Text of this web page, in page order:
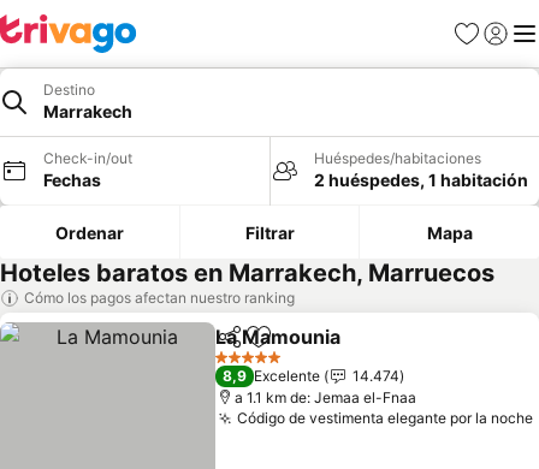
Favoritos
Iniciar
Destino
Marrakech
Check-in/out
Fechas
Huéspedes/habitaciones
2 huéspedes, 1 habitación
Ordenar Filtrar Mapa
Hoteles baratos en Marrakech, Marruecos
Cómo los pagos afectan nuestro ranking
CompartirAgregar a favoritos
La Mamounia
5 Estrellas
8,9 Excelente
14.474
a 1.1 km de: Jemaa el-Fnaa
Código de vestimenta elegante por la noche